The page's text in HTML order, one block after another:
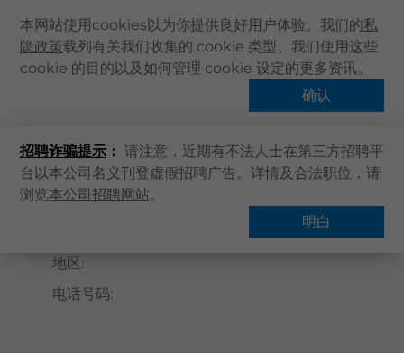
本网站使用cookies以为你提供良好用户体验。我们的私
隐政策载列有关我们收集的 cookie 类型、我们使用这些
cookie 的目的以及如何管理 cookie 设定的更多资讯。
确认
招聘诈骗提示： 请注意，近期有不法人士在第三方招聘平
台以本公司名义刊登虚假招聘广告。详情及合法职位，请
浏览本公司招聘网站。
明白
主页
卓健服务
卓健手机App
主页 搜寻医疗服务
地区:
电话号码: